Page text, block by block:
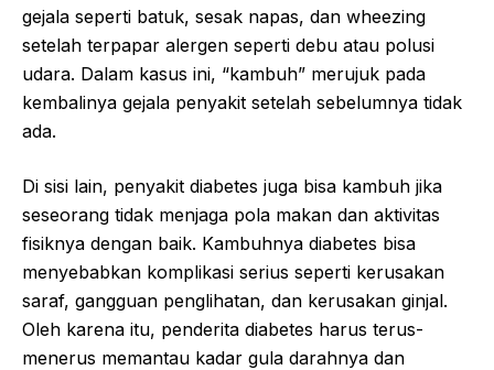
gejala seperti batuk, sesak napas, dan wheezing
setelah terpapar alergen seperti debu atau polusi
udara. Dalam kasus ini, “kambuh” merujuk pada
kembalinya gejala penyakit setelah sebelumnya tidak
ada.
Di sisi lain, penyakit diabetes juga bisa kambuh jika
seseorang tidak menjaga pola makan dan aktivitas
fisiknya dengan baik. Kambuhnya diabetes bisa
menyebabkan komplikasi serius seperti kerusakan
saraf, gangguan penglihatan, dan kerusakan ginjal.
Oleh karena itu, penderita diabetes harus terus-
menerus memantau kadar gula darahnya dan